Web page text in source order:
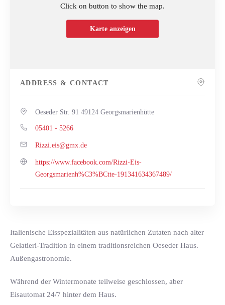
Click on button to show the map.
Karte anzeigen
ADDRESS & CONTACT
Oeseder Str. 91 49124 Georgsmarienhütte
05401 - 5266
ed.xmg@sie.izziR
https://www.facebook.com/Rizzi-Eis-
Georgsmarienh%C3%BCtte-191341634367489/
Italienische Eisspezialitäten aus natürlichen Zutaten nach alter
Gelatieri-Tradition in einem traditionsreichen Oeseder Haus.
Außengastronomie.
Während der Wintermonate teilweise geschlossen, aber
Eisautomat 24/7 hinter dem Haus.